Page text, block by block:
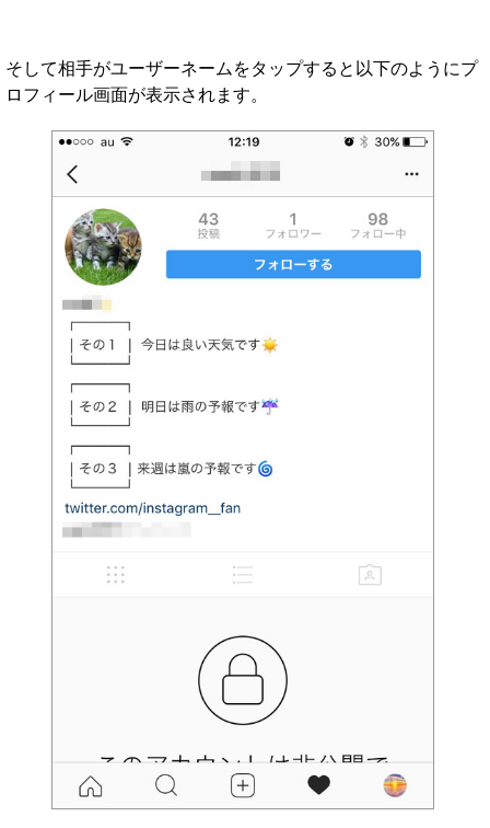
そして相手がユーザーネームをタップすると以下のようにプ
ロフィール画面が表示されます。